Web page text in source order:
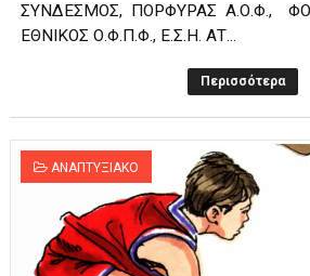
ΣΥΝΔΕΣΜΟΣ, ΠΟΡΦΥΡΑΣ Α.Ο.Φ.,
ΕΘΝΙΚΟΣ Ο.Φ.Π.Φ., Ε.Σ.Η. ΑΤ...
Περισσότερα
ΑΝΑΠΤΥΞΙΑΚΟ